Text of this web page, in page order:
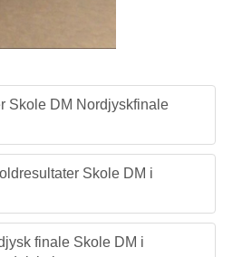
Skole DM Nordjyskfinale
Skole DM i
finale Skole DM i